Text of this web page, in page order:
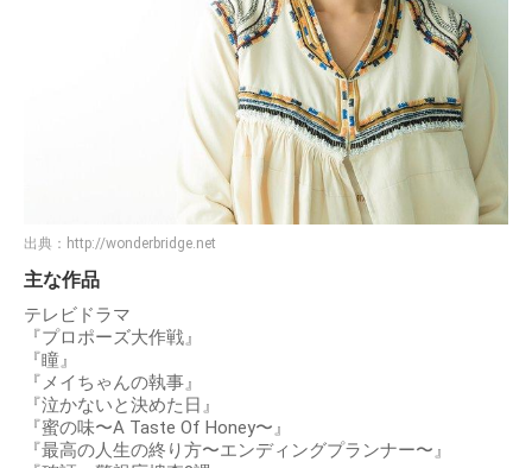
出典： http://wonderbridge.net
主な作品
テレビドラマ
『プロポーズ大作戦』
『瞳』
『メイちゃんの執事』
『泣かないと決めた日』
『蜜の味〜A Taste Of Honey〜』
『最高の人生の終り方〜エンディングプランナー〜』